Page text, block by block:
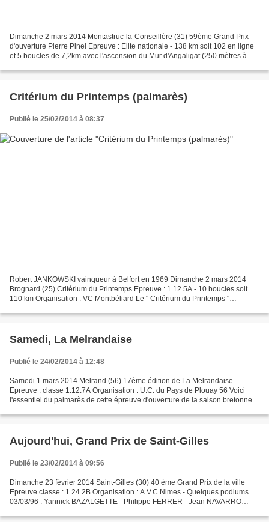
Dimanche 2 mars 2014 Montastruc-la-Conseillère (31) 59ème Grand Prix
d'ouverture Pierre Pinel Epreuve : Elite nationale - 138 km soit 102 en ligne
et 5 boucles de 7,2km avec l'ascension du Mur d'Angaligat (250 mètres à 15
Critérium du Printemps (palmarès)
Publié le 25/02/2014 à 08:37
Robert JANKOWSKI vainqueur à Belfort en 1969 Dimanche 2 mars 2014
Brognard (25) Critérium du Printemps Epreuve : 1.12.5A - 10 boucles soit
110 km Organisation : VC Montbéliard Le " Critérium du Printemps "
Samedi, La Melrandaise
Publié le 24/02/2014 à 12:48
Samedi 1 mars 2014 Melrand (56) 17ème édition de La Melrandaise
Epreuve : classe 1.12.7A Organisation : U.C. du Pays de Plouay 56 Voici
l'essentiel du palmarès de cette épreuve d'ouverture de la saison bretonne
Aujourd'hui, Grand Prix de Saint-Gilles
Publié le 23/02/2014 à 09:56
Dimanche 23 février 2014 Saint-Gilles (30) 40 ème Grand Prix de la ville
Epreuve classe : 1.24.2B Organisation : A.V.C.Nimes - Quelques podiums
03/03/96 : Yannick BAZALGETTE - Philippe FERRER - Jean NAVARRO